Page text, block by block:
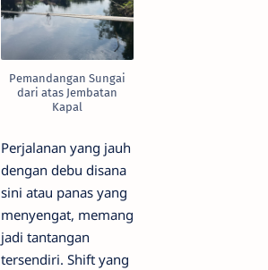
Pemandangan Sungai
dari atas Jembatan
Kapal
Perjalanan yang jauh
dengan debu disana
sini atau panas yang
menyengat, memang
jadi tantangan
tersendiri. Shift yang